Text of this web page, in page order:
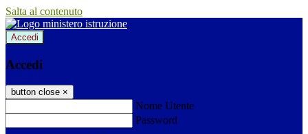
Salta al contenuto
Accedi
Accedi
button close ×
Nome Utente
Password